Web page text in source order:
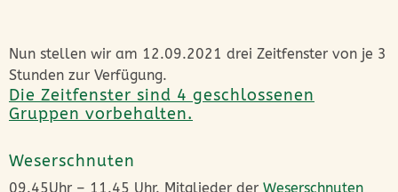
Nun stellen wir am 12.09.2021 drei Zeitfenster von je 3
Stunden zur Verfügung.
Die Zeitfenster sind 4 geschlossenen
Gruppen vorbehalten.
Weserschnuten
09.45Uhr – 11.45 Uhr. Mitglieder der Weserschnuten